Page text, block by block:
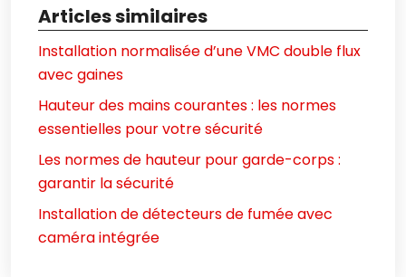
Articles similaires
Installation normalisée d’une VMC double flux
avec gaines
Hauteur des mains courantes : les normes
essentielles pour votre sécurité
Les normes de hauteur pour garde-corps :
garantir la sécurité
Installation de détecteurs de fumée avec
caméra intégrée